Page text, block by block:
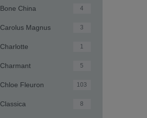
Bone China 4
Carolus Magnus 3
Charlotte 1
Charmant 5
Chloe Fleuron 103
Classica 8